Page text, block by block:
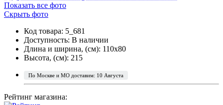
Показать все фото
Скрыть фото
Код товара: 5_681
Доступность: В наличии
Длина и ширина, (см): 110x80
Высота, (см): 215
По Москве и МО доставим: 10 Августа
Рейтинг магазина: